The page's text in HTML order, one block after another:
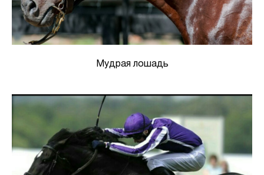
Мудрая лошадь